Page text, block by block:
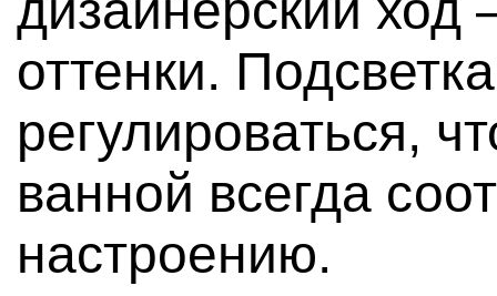
оттенки.
регулироваться,
ванной всегда
настроению.